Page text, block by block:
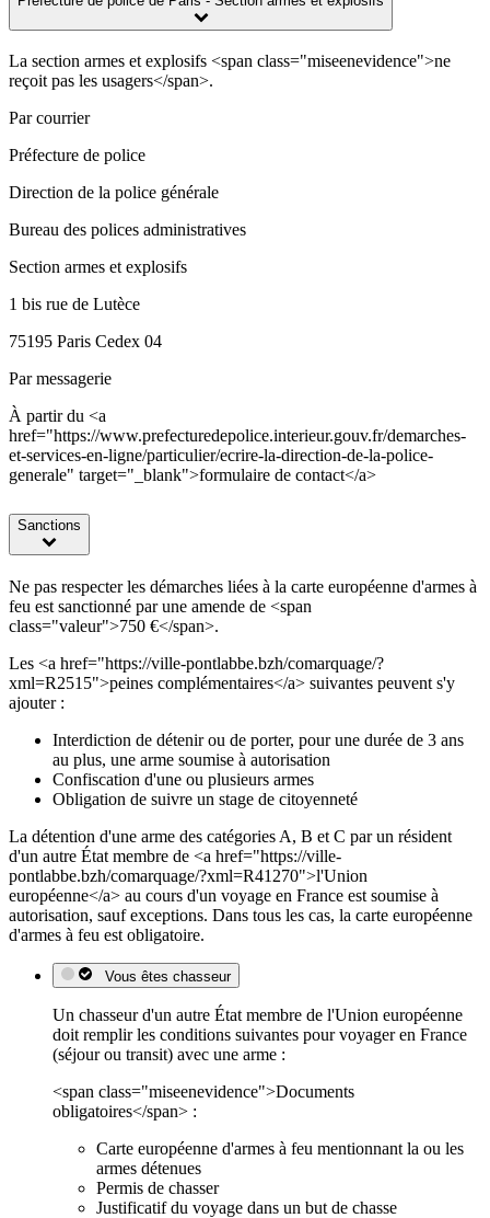
La section armes et explosifs <span class="miseenevidence">ne
reçoit pas les usagers</span>.
Par courrier
Préfecture de police
Direction de la police générale
Bureau des polices administratives
Section armes et explosifs
1 bis rue de Lutèce
75195 Paris Cedex 04
Par messagerie
À partir du <a
href="https://www.prefecturedepolice.interieur.gouv.fr/demarches-
et-services-en-ligne/particulier/ecrire-la-direction-de-la-police-
generale" target="_blank">formulaire de contact</a>
Sanctions
Ne pas respecter les démarches liées à la carte européenne d'armes à
feu est sanctionné par une amende de <span
class="valeur">750 €</span>.
Les <a href="https://ville-pontlabbe.bzh/comarquage/?
xml=R2515">peines complémentaires</a> suivantes peuvent s'y
ajouter :
Interdiction de détenir ou de porter, pour une durée de 3 ans
au plus, une arme soumise à autorisation
Confiscation d'une ou plusieurs armes
Obligation de suivre un stage de citoyenneté
La détention d'une arme des catégories A, B et C par un résident
d'un autre État membre de <a href="https://ville-
pontlabbe.bzh/comarquage/?xml=R41270">l'Union
européenne</a> au cours d'un voyage en France est soumise à
autorisation, sauf exceptions. Dans tous les cas, la carte européenne
d'armes à feu est obligatoire.
Vous êtes chasseur
Un chasseur d'un autre État membre de l'Union européenne
doit remplir les conditions suivantes pour voyager en France
(séjour ou transit) avec une arme :
<span class="miseenevidence">Documents
obligatoires</span> :
Carte européenne d'armes à feu mentionnant la ou les
armes détenues
Permis de chasser
Justificatif du voyage dans un but de chasse